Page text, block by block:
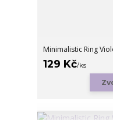
Minimalistic Ring
129 Kč/ks